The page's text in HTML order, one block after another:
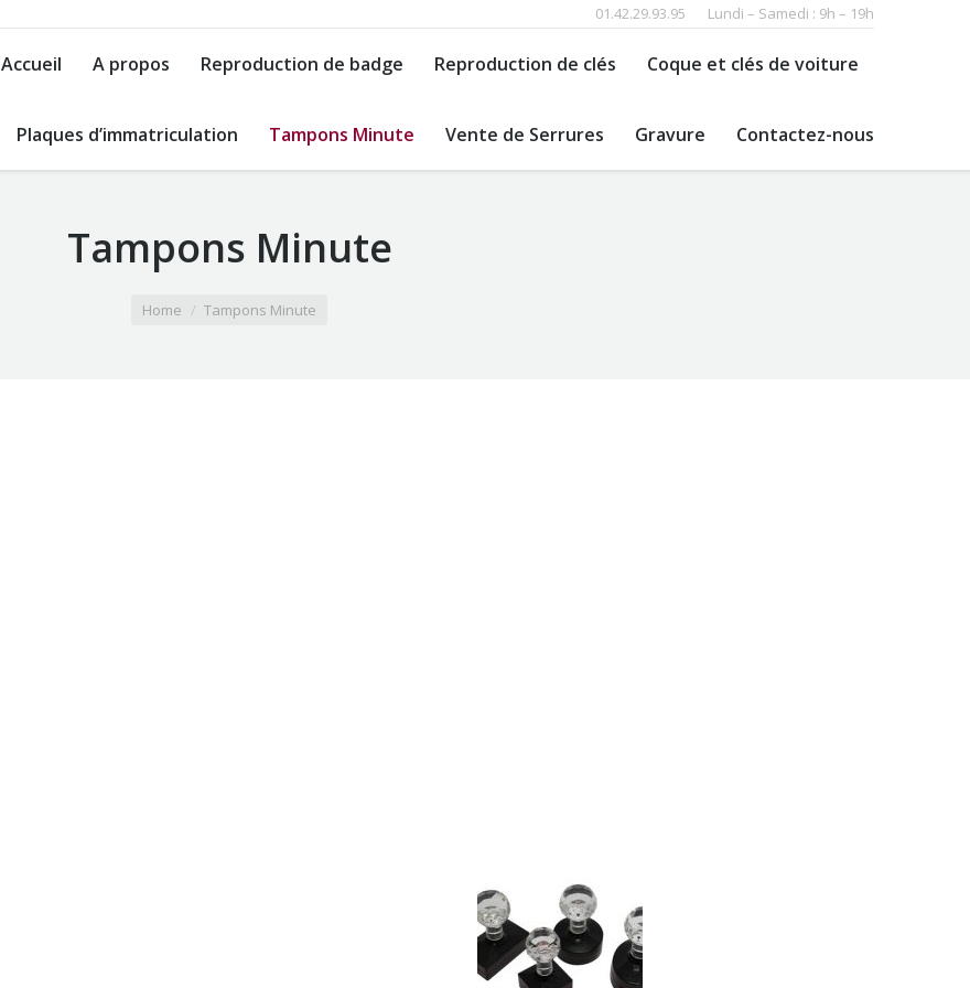
01.42.29.93.95 Lundi – Samedi : 9h – 19h
Accueil A propos Reproduction de badge Reproduction de clés Coque et clés de voiture
Plaques d’immatriculation Tampons Minute Vente de Serrures Gravure Contactez-nous
Tampons Minute
Home Tampons Minute